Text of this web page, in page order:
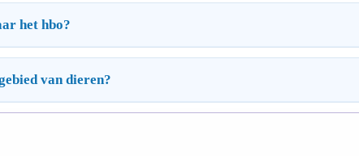
het hbo?
van dieren?